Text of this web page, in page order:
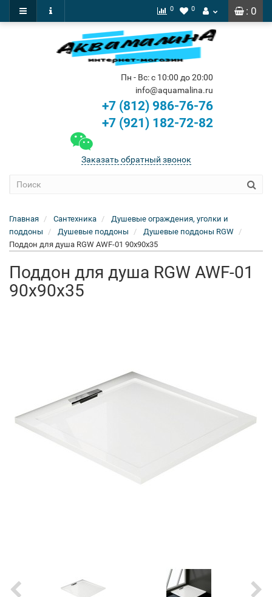
: 0
0 0
Пн - Вс: с 10:00 до 20:00
info@aquamalina.ru
+7 (812) 986-76-76
+7 (921) 182-72-82
Заказать обратный звонок
Главная Сантехника
Душевые ограждения, уголки и
поддоны
Душевые поддоны
Душевые поддоны RGW
Поддон для душа RGW AWF-01 90x90x35
Поддон для душа RGW AWF-01
90x90x35